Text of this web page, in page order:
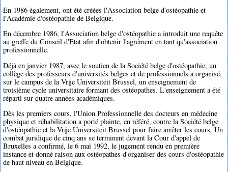
En 1986 également, ont été créées l'Association belge d'ostéopathie et
l'Académie d'ostéopathie de Belgique.
En décembre 1986, l'Association belge d'ostéopathie a introduit une requête
au greffe du Conseil d'Etat afin d'obtenir l'agrément en tant qu'association
professionnelle.
Déjà en janvier 1987, avec le soutien de la Société belge d'ostéopathie, un
collège des professeurs d'universités belges et de professionnels a organisé,
sur le campus de la Vrije Universiteit Brussel, un enseignement de
troisième cycle universitaire formant des ostéopathes. L'enseignement a été
réparti sur quatre années académiques.
Dès les premiers cours, l'Union Professionnelle des docteurs en médecine
physique et réhabilitation a porté plainte, en référé, contre la Société belge
d'ostéopathie et la Vrije Universiteit Brussel pour faire arrêter les cours. Un
combat juridique de cinq ans se terminant devant la Cour d'appel de
Bruxelles a confirmé, le 6 mai 1992, le jugement rendu en première
instance et donné raison aux ostéopathes d'organiser des cours d'ostéopathie
de haut niveau en Belgique.